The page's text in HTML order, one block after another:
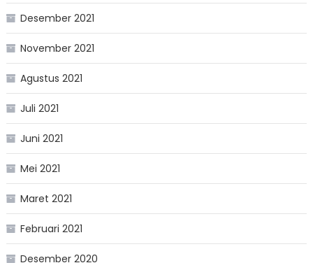
Desember 2021
November 2021
Agustus 2021
Juli 2021
Juni 2021
Mei 2021
Maret 2021
Februari 2021
Desember 2020